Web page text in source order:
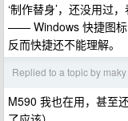
‘制作替身’，还没用过
—— Windows 快捷图标
反而快捷还不能理解。
Replied to a topic by maky
M590 我也在用，甚至